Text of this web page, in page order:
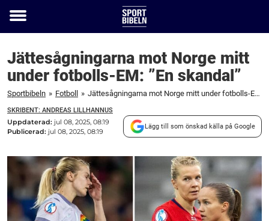
Toggle
Jättesågningarna mot Norge mitt
under fotbolls-EM: ”En skandal”
Sportbibeln » Fotboll » Jättesågningarna mot Norge mitt under fotbolls-EM: ”En skandal”
SKRIBENT: ANDREAS LILLHANNUS
Uppdaterad: jul 08, 2025, 08:19
Publicerad: jul 08, 2025, 08:19
Lägg till som önskad källa på Google